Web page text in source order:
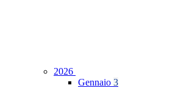
2026
Gennaio 3